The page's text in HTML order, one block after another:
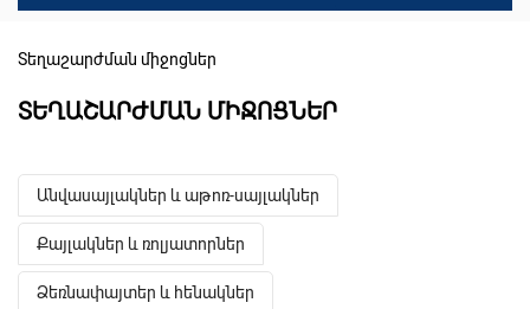
Տեղաշարժման միջոցներ
ՏԵՂԱՇԱՐԺՄԱՆ ՄԻՋՈՑՆԵՐ
Անվասայլակներ և աթոռ-սայլակներ
Քայլակներ և ռոլյատորներ
Ձեռնափայտեր և հենակներ